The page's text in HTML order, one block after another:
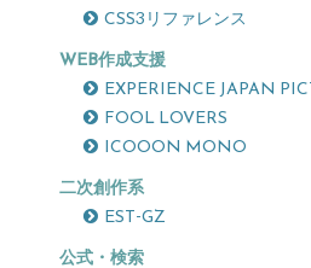
CSS3リファレンス
WEB作成支援
EXPERIENCE JAPAN
FOOL LOVERS
ICOOON MONO
二次創作系
EST-GZ
公式・検索